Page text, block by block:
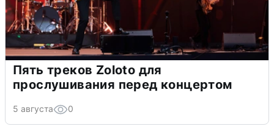
Пять треков Zoloto для
прослушивания перед концертом
5 августа 0